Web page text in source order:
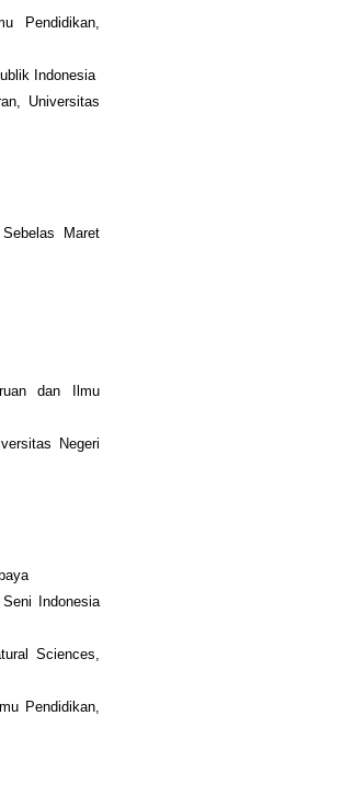
Pendidikan,
Indonesia
Universitas
Maret
dan Ilmu
Negeri
Indonesia
Sciences,
Pendidikan,